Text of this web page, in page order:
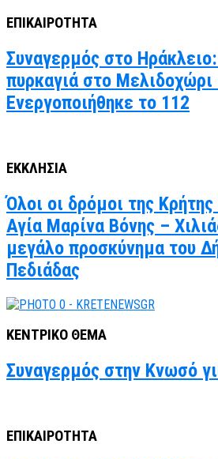
ΕΠΙΚΑΙΡΟΤΗΤΑ
Συναγερμός στο
πυρκαγιά στο Μελιδοχώρι
Ενεργοποιήθηκε το 112
ΕΚΚΛΗΣΙΑ
Όλοι οι δρόμοι της
Αγία Μαρίνα Βόνης –
μεγάλο προσκύνημα του
Πεδιάδας
ΚΕΝΤΡΙΚΟ ΘΕΜΑ
Συναγερμός στην Κνωσό
ΕΠΙΚΑΙΡΟΤΗΤΑ